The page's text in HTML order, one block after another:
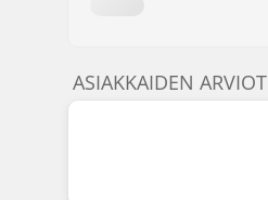
ASIAKKAIDEN ARVIOT